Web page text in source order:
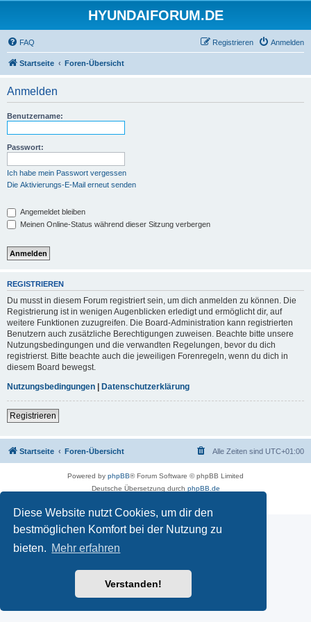
Diese Website nutzt Cookies, um dir den
bestmöglichen Komfort bei der Nutzung zu
bieten. Mehr erfahren
Verstanden!
HYUNDAIFORUM.DE
FAQ Anmelden
Registrieren
Startseite Foren-Übersicht
Anmelden
Benutzername:
Passwort:
Ich habe mein Passwort vergessen
Die Aktivierungs-E-Mail erneut senden
Angemeldet bleiben
Meinen Online-Status während dieser Sitzung verbergen
REGISTRIEREN
Du musst in diesem Forum registriert sein, um dich anmelden zu können. Die
Registrierung ist in wenigen Augenblicken erledigt und ermöglicht dir, auf
weitere Funktionen zuzugreifen. Die Board-Administration kann registrierten
Benutzern auch zusätzliche Berechtigungen zuweisen. Beachte bitte unsere
Nutzungsbedingungen und die verwandten Regelungen, bevor du dich
registrierst. Bitte beachte auch die jeweiligen Forenregeln, wenn du dich in
diesem Board bewegst.
Nutzungsbedingungen | Datenschutzerklärung
Registrieren
Startseite Foren-Übersicht Alle Zeiten sind UTC+01:00
Powered by phpBB® Forum Software © phpBB Limited
Deutsche Übersetzung durch phpBB.de